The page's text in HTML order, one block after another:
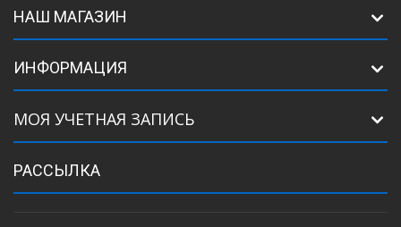
НАШ МАГАЗИН
ИНФОРМАЦИЯ
МОЯ УЧЕТНАЯ ЗАПИСЬ
РАССЫЛКА